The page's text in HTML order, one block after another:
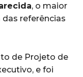
, o maior
referências
de Projeto de
e foi